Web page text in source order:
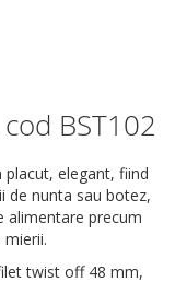
BST102
placut, elegant, fiind
de nunta sau botez,
alimentare precum
twist off 48 mm,